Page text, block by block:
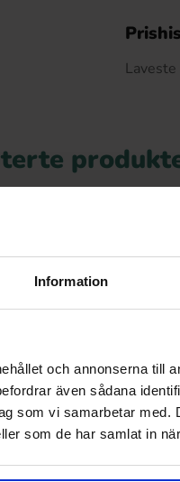
Information
och annonserna till
även sådana
som vi samarbetar
som de har samlat in